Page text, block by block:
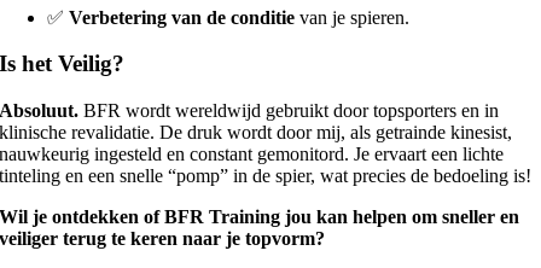
✅Verbetering van de conditie van je spieren.
Is het Veilig?
Absoluut. BFR wordt wereldwijd gebruikt door topsporters en in
klinische revalidatie. De druk wordt door mij, als getrainde kinesist,
nauwkeurig ingesteld en constant gemonitord. Je ervaart een lichte
tinteling en een snelle “pomp” in de spier, wat precies de bedoeling is!
Wil je ontdekken of BFR Training jou kan helpen om sneller en
veiliger terug te keren naar je topvorm?